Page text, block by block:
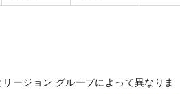
ージョン グループによって異なりま